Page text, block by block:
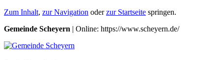
Zum Inhalt, zur Navigation oderzur Startseite springen.
Gemeinde Scheyern | Online: https://www.scheyern.de/